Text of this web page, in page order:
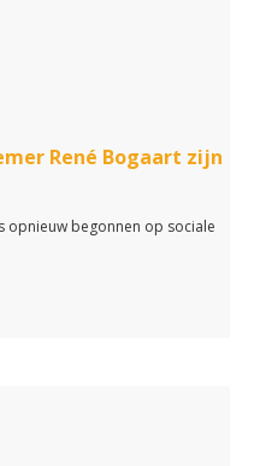
René Bogaart zijn
opnieuw begonnen op sociale